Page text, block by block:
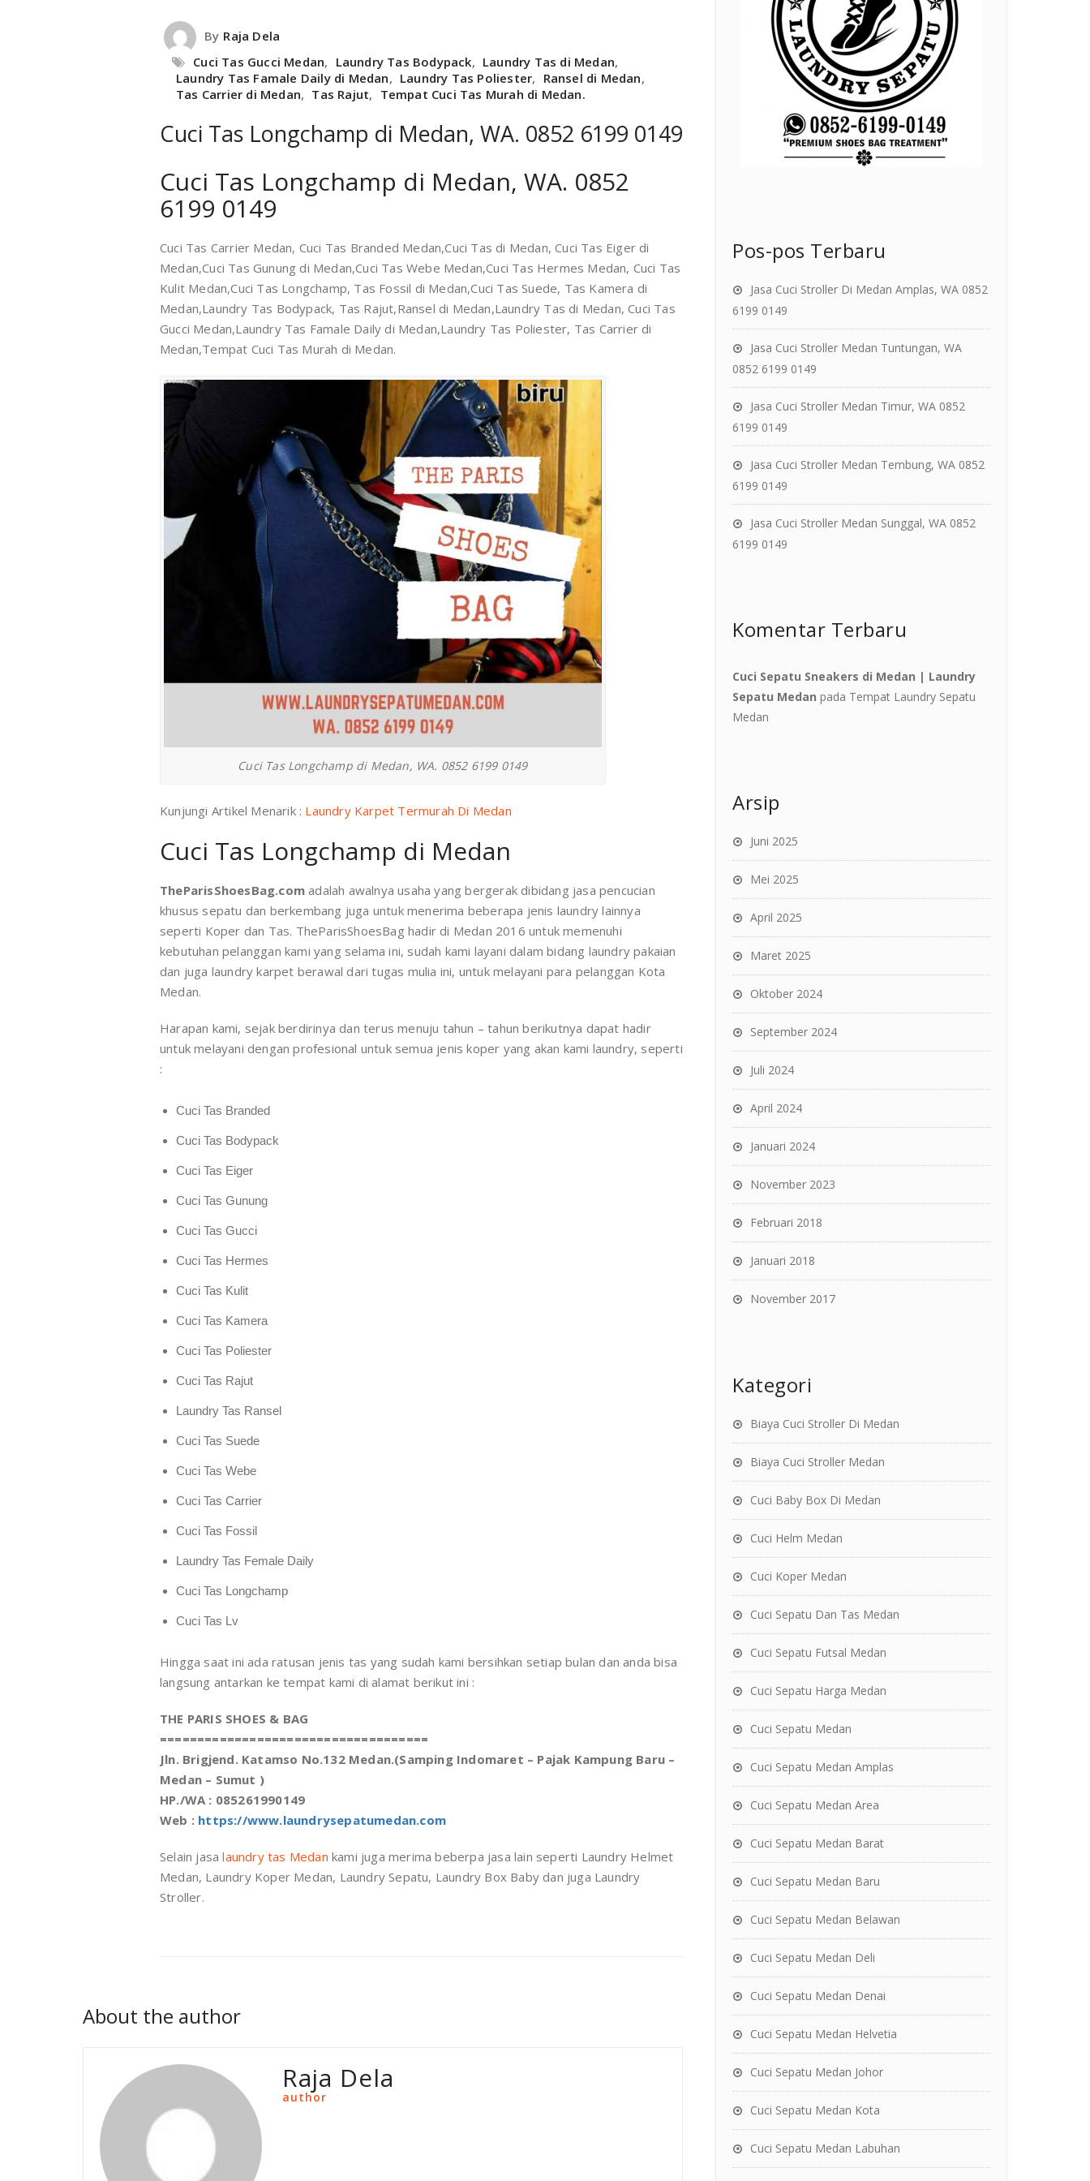
By Raja Dela
Cuci Tas Gucci Medan, Laundry Tas Bodypack, Laundry Tas di Medan,
Laundry Tas Famale Daily di Medan, Laundry Tas Poliester, Ransel di Medan,
Tas Carrier di Medan, Tas Rajut, Tempat Cuci Tas Murah di Medan.
Cuci Tas Longchamp di Medan, WA. 0852 6199 0149
Cuci Tas Longchamp di Medan, WA. 0852
6199 0149
Cuci Tas Carrier Medan, Cuci Tas Branded Medan,Cuci Tas di Medan, Cuci Tas Eiger di
Medan,Cuci Tas Gunung di Medan,Cuci Tas Webe Medan,Cuci Tas Hermes Medan, Cuci Tas
Kulit Medan,Cuci Tas Longchamp, Tas Fossil di Medan,Cuci Tas Suede, Tas Kamera di
Medan,Laundry Tas Bodypack, Tas Rajut,Ransel di Medan,Laundry Tas di Medan, Cuci Tas
Gucci Medan,Laundry Tas Famale Daily di Medan,Laundry Tas Poliester, Tas Carrier di
Medan,Tempat Cuci Tas Murah di Medan.
Cuci Tas Longchamp di Medan, WA. 0852 6199 0149
Kunjungi Artikel Menarik : Laundry Karpet Termurah Di Medan
Cuci Tas Longchamp di Medan
TheParisShoesBag.com adalah awalnya usaha yang bergerak dibidang jasa pencucian
khusus sepatu dan berkembang juga untuk menerima beberapa jenis laundry lainnya
seperti Koper dan Tas. TheParisShoesBag hadir di Medan 2016 untuk memenuhi
kebutuhan pelanggan kami yang selama ini, sudah kami layani dalam bidang laundry pakaian
dan juga laundry karpet berawal dari tugas mulia ini, untuk melayani para pelanggan Kota
Medan.
Harapan kami, sejak berdirinya dan terus menuju tahun – tahun berikutnya dapat hadir
untuk melayani dengan profesional untuk semua jenis koper yang akan kami laundry, seperti
:
Cuci Tas Branded
Cuci Tas Bodypack
Cuci Tas Eiger
Cuci Tas Gunung
Cuci Tas Gucci
Cuci Tas Hermes
Cuci Tas Kulit
Cuci Tas Kamera
Cuci Tas Poliester
Cuci Tas Rajut
Laundry Tas Ransel
Cuci Tas Suede
Cuci Tas Webe
Cuci Tas Carrier
Cuci Tas Fossil
Laundry Tas Female Daily
Cuci Tas Longchamp
Cuci Tas Lv
Hingga saat ini ada ratusan jenis tas yang sudah kami bersihkan setiap bulan dan anda bisa
langsung antarkan ke tempat kami di alamat berikut ini :
THE PARIS SHOES & BAG
====================================
Jln. Brigjend. Katamso No.132 Medan.(Samping Indomaret – Pajak Kampung Baru –
Medan – Sumut )
HP./WA : 085261990149
Web : https://www.laundrysepatumedan.com
Selain jasalaundry tas Medan kami juga merima beberpa jasa lain seperti Laundry Helmet
Medan, Laundry Koper Medan, Laundry Sepatu, Laundry Box Baby dan juga Laundry
Stroller.
About the author
Raja Dela
author
Pos-pos Terbaru
Jasa Cuci Stroller Di Medan Amplas, WA 0852
6199 0149
Jasa Cuci Stroller Medan Tuntungan, WA
0852 6199 0149
Jasa Cuci Stroller Medan Timur, WA 0852
6199 0149
Jasa Cuci Stroller Medan Tembung, WA 0852
6199 0149
Jasa Cuci Stroller Medan Sunggal, WA 0852
6199 0149
Komentar Terbaru
Cuci Sepatu Sneakers di Medan | Laundry
Sepatu Medan pada Tempat Laundry Sepatu
Medan
Arsip
Juni 2025
Mei 2025
April 2025
Maret 2025
Oktober 2024
September 2024
Juli 2024
April 2024
Januari 2024
November 2023
Februari 2018
Januari 2018
November 2017
Kategori
Biaya Cuci Stroller Di Medan
Biaya Cuci Stroller Medan
Cuci Baby Box Di Medan
Cuci Helm Medan
Cuci Koper Medan
Cuci Sepatu Dan Tas Medan
Cuci Sepatu Futsal Medan
Cuci Sepatu Harga Medan
Cuci Sepatu Medan
Cuci Sepatu Medan Amplas
Cuci Sepatu Medan Area
Cuci Sepatu Medan Barat
Cuci Sepatu Medan Baru
Cuci Sepatu Medan Belawan
Cuci Sepatu Medan Deli
Cuci Sepatu Medan Denai
Cuci Sepatu Medan Helvetia
Cuci Sepatu Medan Johor
Cuci Sepatu Medan Kota
Cuci Sepatu Medan Labuhan